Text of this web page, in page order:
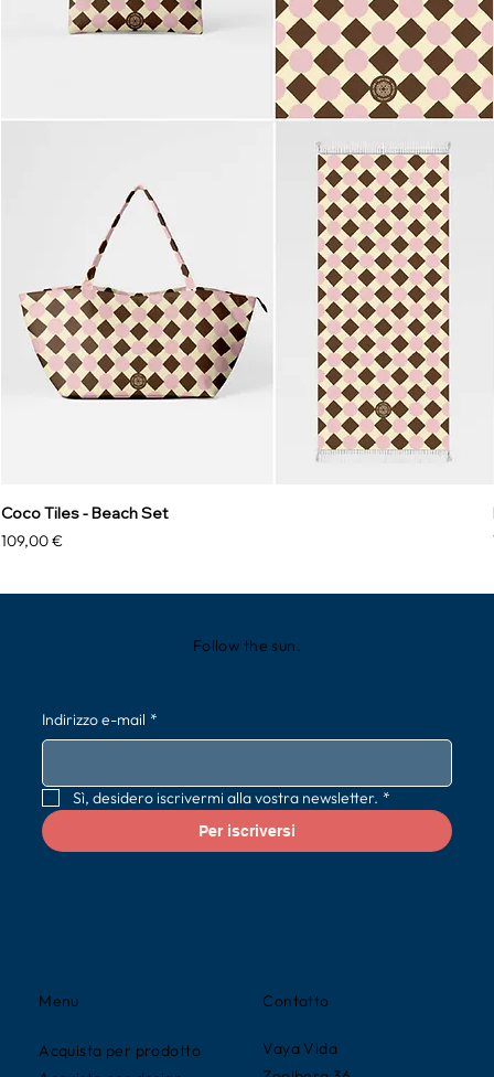
Coco Tiles - Beach Set
Prezzo
109,00 €
Contatto
Vaya Vida
Menu
Acquista per prodotto
Follow the sun.
Indirizzo e-mail *
Sì, desidero iscrivermi alla vostra newsletter. *
Per iscriversi